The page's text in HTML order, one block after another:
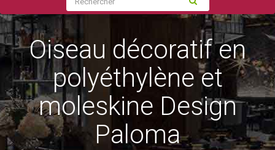
Oiseau décoratif en
polyéthylène et
moleskine Design
Paloma